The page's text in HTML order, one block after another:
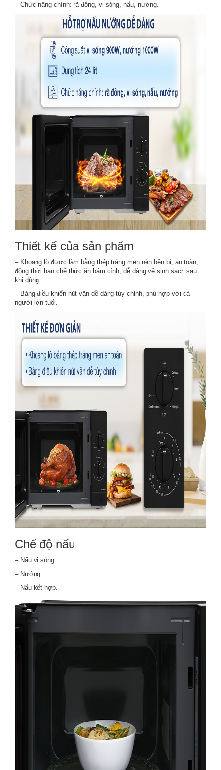
– Chức năng chính: rã đông, vi sóng, nấu, nướng.
Thiết kế của sản phẩm
– Khoang lò được làm bằng thép tráng men nên bền bỉ, an toàn,
đồng thời hạn chế thức ăn bám dính, dễ dàng vệ sinh sạch sau
khi dùng.
– Bảng điều khiển nút vặn dễ dàng tùy chỉnh, phù hợp với cả
người lớn tuổi.
Chế độ nấu
– Nấu vi sóng.
– Nướng.
– Nấu kết hợp.